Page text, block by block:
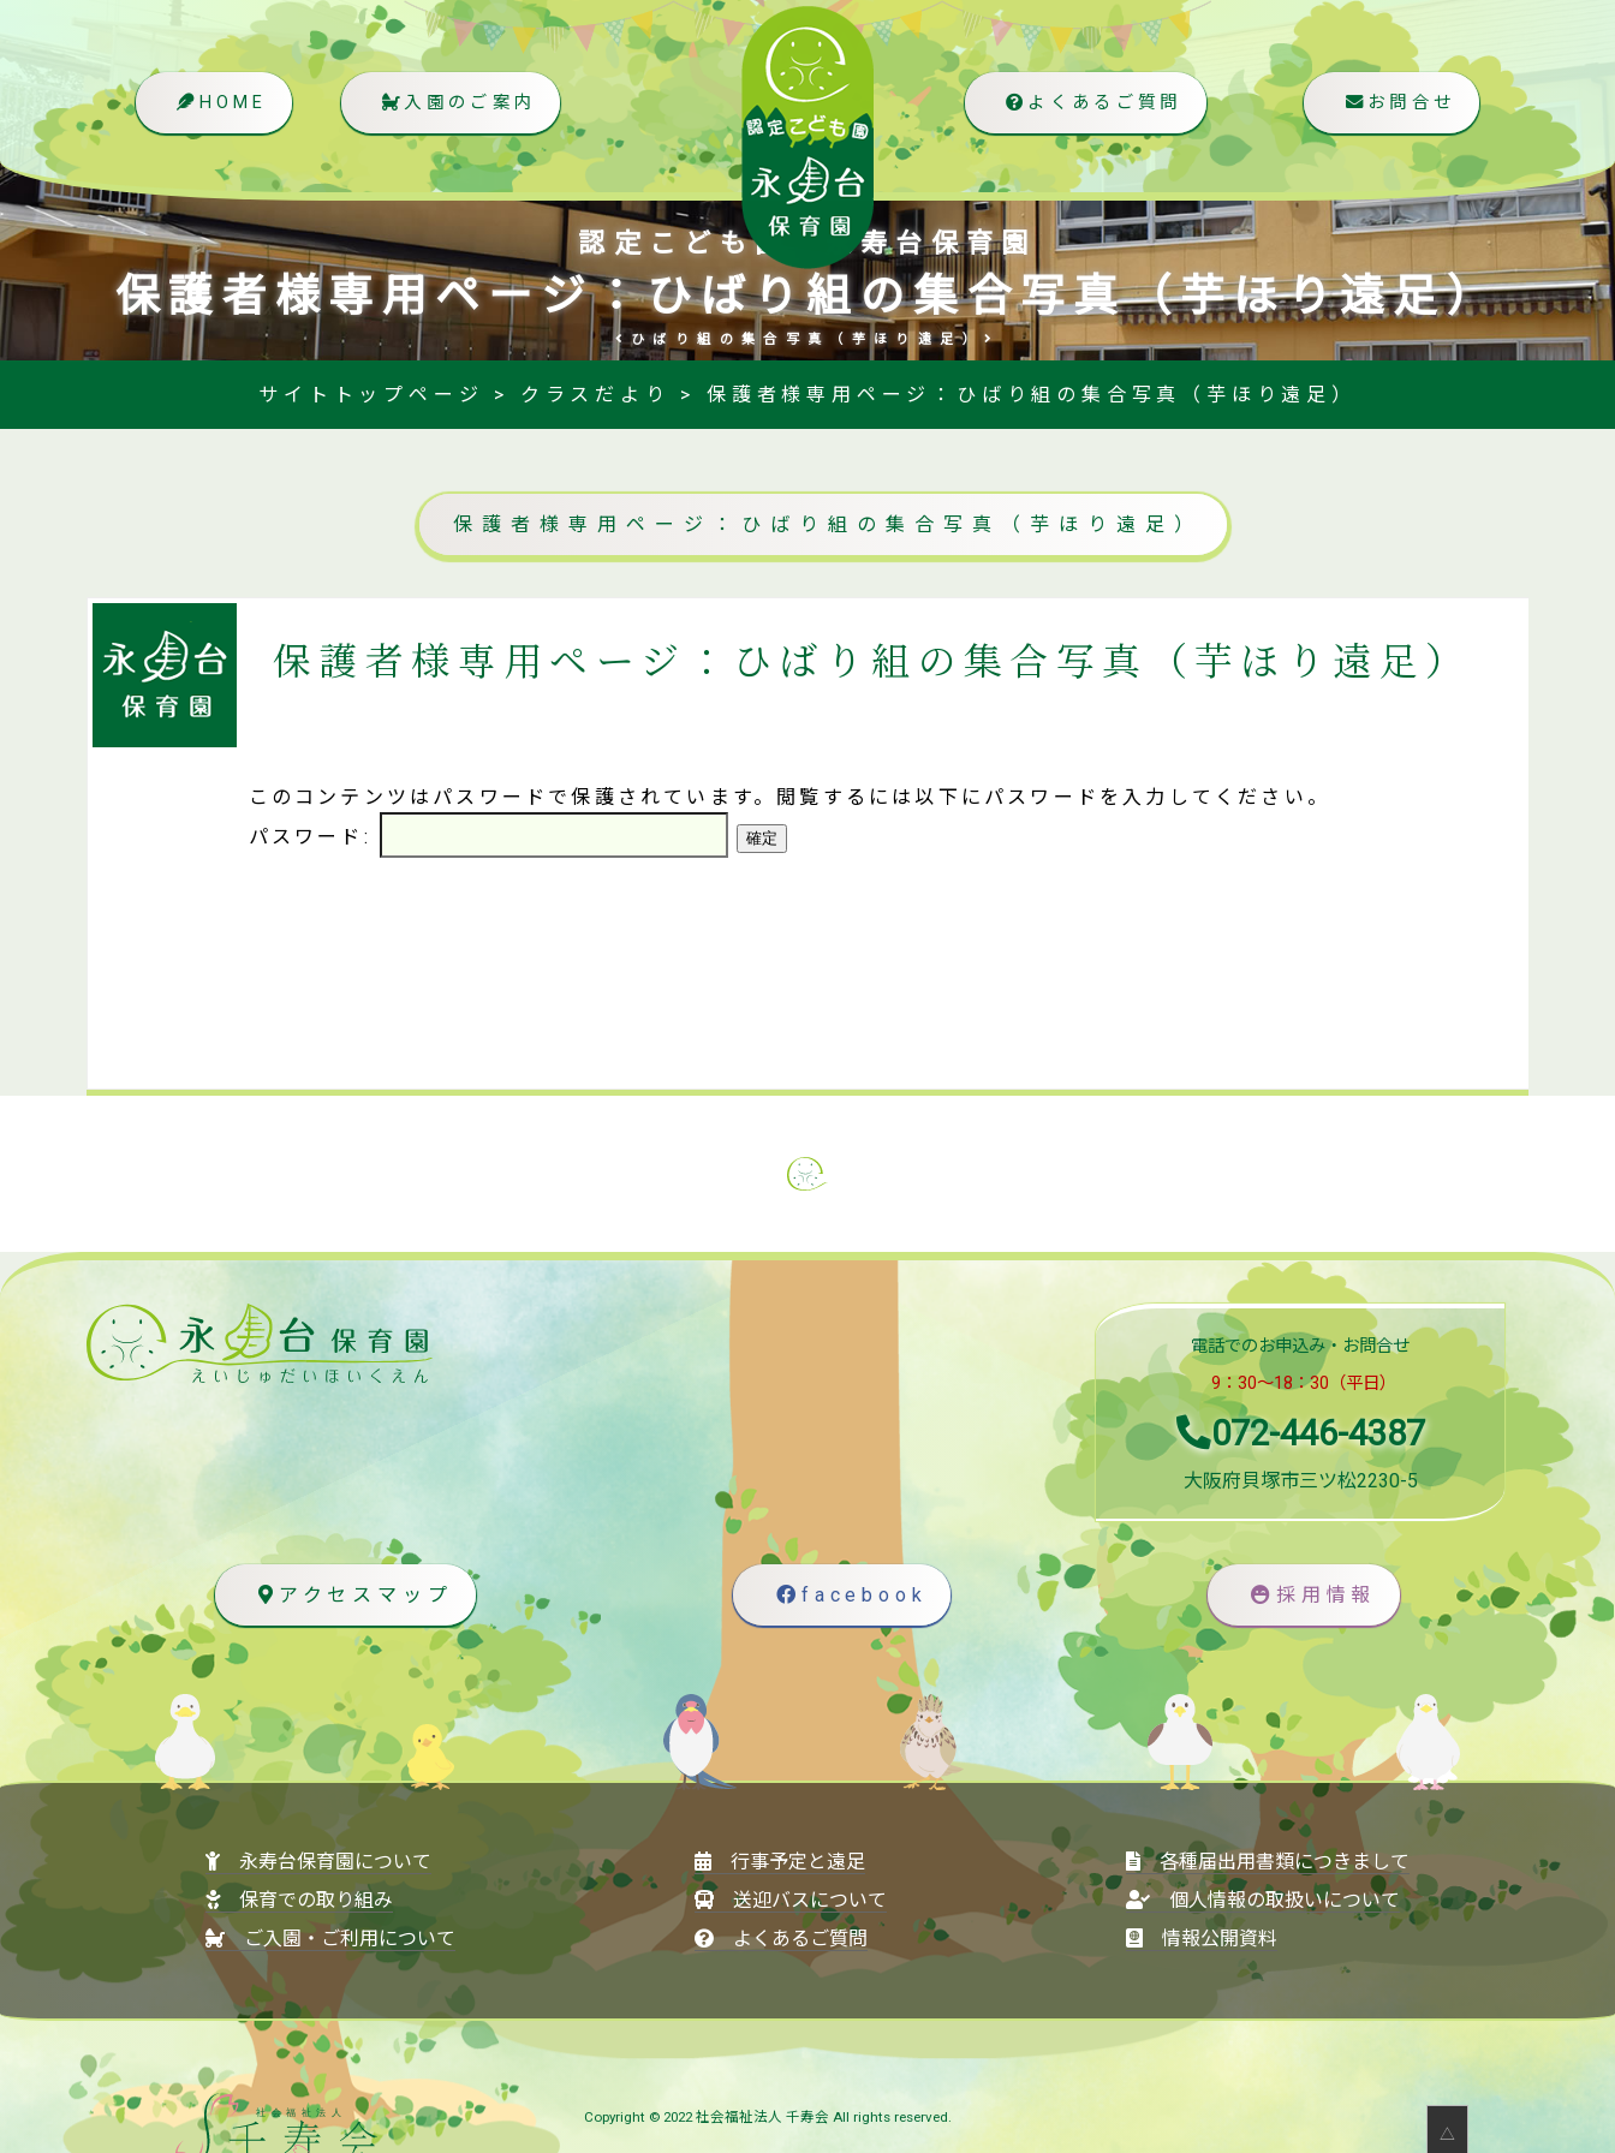
HOME 入園のご案内 よくあるご質問 お問合せ
認定こども園 永寿台保育園
保護者様専用ページ：ひばり組の集合写真（芋ほり遠足）
ひばり組の集合写真（芋ほり遠足）
サイトトップページ > クラスだより > 保護者様専用ページ：ひばり組の集合写真（芋ほり遠足）
保護者様専用ページ：ひばり組の集合写真（芋ほり遠足）
保護者様専用ページ：ひばり組の集合写真（芋ほり遠足）
このコンテンツはパスワードで保護されています。閲覧するには以下にパスワードを入力してください。
パスワード:
電話でのお申込み・お問合せ
9：30～18：30（平日）
072-446-4387
大阪府貝塚市三ツ松2230-5
アクセスマップ facebook 採用情報
永寿台保育園について
保育での取り組み
ご入園・ご利用について
行事予定と遠足
送迎バスについて
よくあるご質問
各種届出用書類につきまして
個人情報の取扱いについて
情報公開資料
Copyright © 2022 社会福祉法人 千寿会 All rights reserved.
△